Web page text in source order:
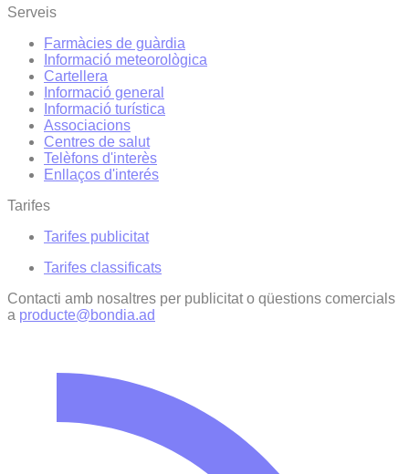
Serveis
Farmàcies de guàrdia
Informació meteorològica
Cartellera
Informació general
Informació turística
Associacions
Centres de salut
Telèfons d'interès
Enllaços d'interés
Tarifes
Tarifes publicitat
Tarifes classificats
Contacti amb nosaltres per publicitat o qüestions comercials
a producte@bondia.ad